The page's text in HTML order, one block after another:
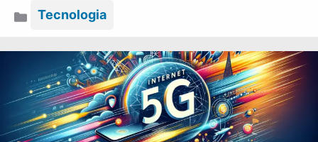
Categorias
Tecnologia